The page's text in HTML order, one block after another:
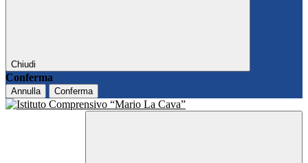
Chiudi
Conferma
Annulla Conferma